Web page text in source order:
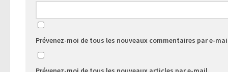
Prévenez-moi de tous les nouveaux commentaires par e-